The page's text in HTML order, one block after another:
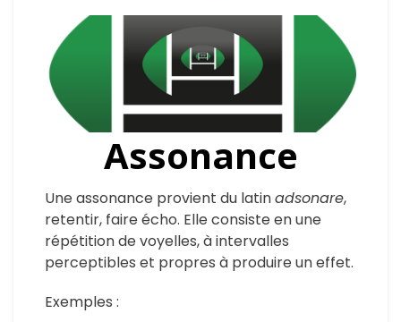
Assonance
Une assonance provient du latinadsonare,
retentir, faire écho. Elle consiste en une
répétition de voyelles, à intervalles
perceptibles et propres à produire un effet.
Exemples :